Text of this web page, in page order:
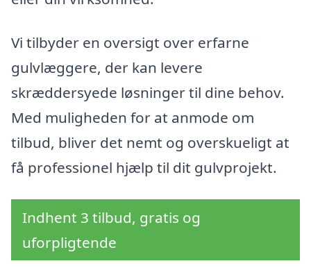
Vi tilbyder en oversigt over erfarne
gulvlæggere, der kan levere
skræddersyede løsninger til dine behov.
Med muligheden for at anmode om
tilbud, bliver det nemt og overskueligt at
få professionel hjælp til dit gulvprojekt.
Indhent 3 tilbud, gratis og
uforpligtende